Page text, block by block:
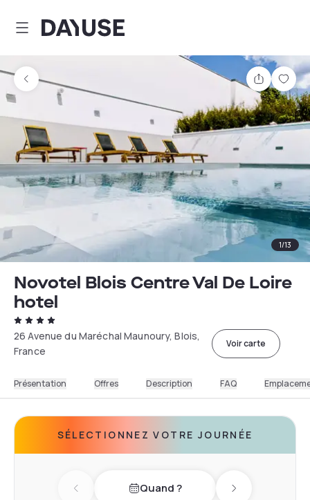
Dayuse
Partager
1/13
Novotel Blois Centre Val De Loire
hotel
26 Avenue du Maréchal Maunoury, Blois,
France
Voir carte
Présentation Offres Description FAQ
SÉLECTIONNEZ VOTRE JOURNÉE
Previous dayQuand ? Next day